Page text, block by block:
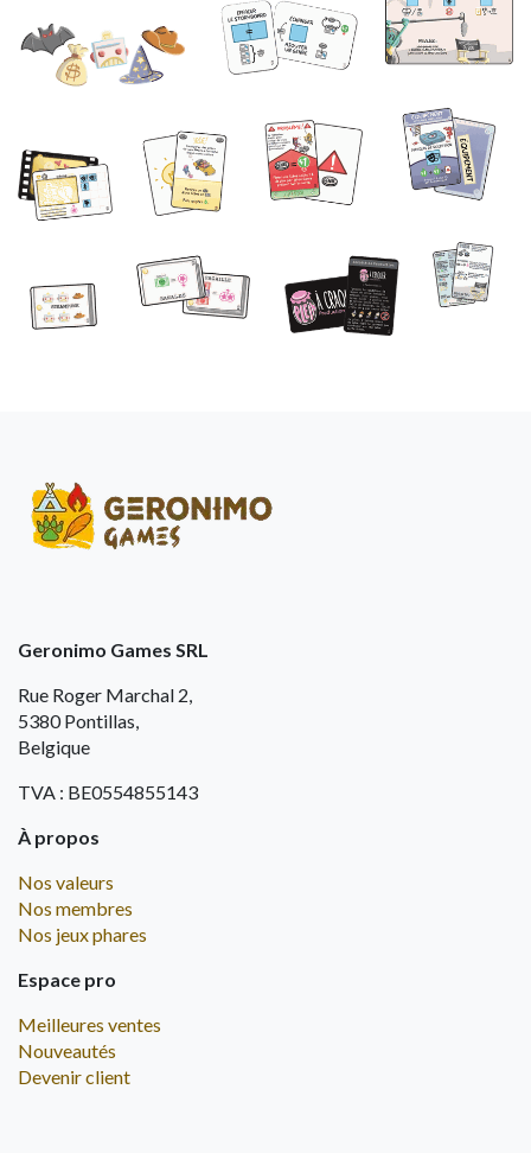
Geronimo Games SRL
Rue Roger Marchal 2,
5380 Pontillas,
Belgique
TVA : BE0554855143
À propos
Nos valeurs
Nos membres
Nos jeux phares
Espace pro
Meilleures ventes
Nouveautés
Devenir client